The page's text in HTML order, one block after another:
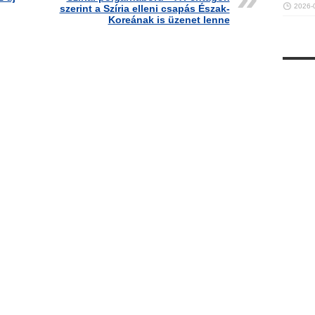
szerint a Szíria elleni csapás Észak-
Koreának is üzenet lenne
2026-